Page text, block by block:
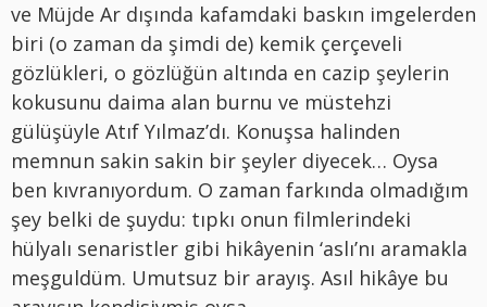
ve Müjde Ar dışında kafamdaki baskın imgelerden
biri (o zaman da şimdi de) kemik çerçeveli
gözlükleri, o gözlüğün altında en cazip şeylerin
kokusunu daima alan burnu ve müstehzi
gülüşüyle Atıf Yılmaz’dı. Konuşsa halinden
memnun sakin sakin bir şeyler diyecek… Oysa
ben kıvranıyordum. O zaman farkında olmadığım
şey belki de şuydu: tıpkı onun filmlerindeki
hülyalı senaristler gibi hikâyenin ‘aslı’nı aramakla
meşguldüm. Umutsuz bir arayış. Asıl hikâye bu